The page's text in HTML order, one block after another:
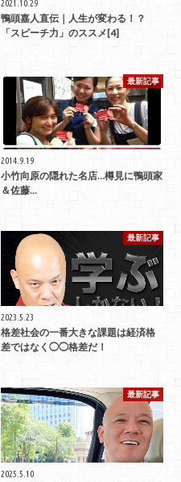
2021.10.29
鴨頭嘉人直伝｜人生が変わる！？
「スピーチ力」のススメ[4]
最新記事
2014.9.19
小竹向原の隠れた名店…樽見に鴨頭家
＆佐藤...
最新記事
2023.5.23
格差社会の一番大きな課題は経済格
差ではなく◯◯格差だ！
最新記事
2025.5.10